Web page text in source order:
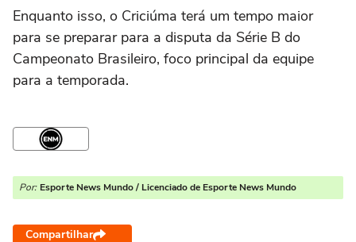
Enquanto isso, o Criciúma terá um tempo maior
para se preparar para a disputa da Série B do
Campeonato Brasileiro, foco principal da equipe
para a temporada.
Por: Esporte News Mundo / Licenciado de Esporte News Mundo
Compartilhar